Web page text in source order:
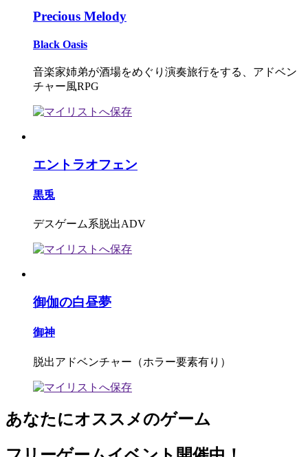
Precious Melody
Black Oasis
音楽家姉弟が酒場をめぐり演奏旅行をする、アドベン
チャー風RPG
エントラオフェン
黒兎
デスゲーム系脱出ADV
御伽の白昼夢
御神
脱出アドベンチャー（ホラー要素有り）
あなたにオススメのゲーム